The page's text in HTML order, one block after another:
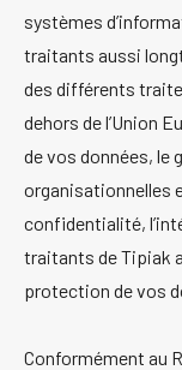
systèmes
traitants aussi
des différents
dehors de l’Union
de vos données, le
organisationnelles
confidentialité,
traitants de Tipiak
protection de vos
Conformément au